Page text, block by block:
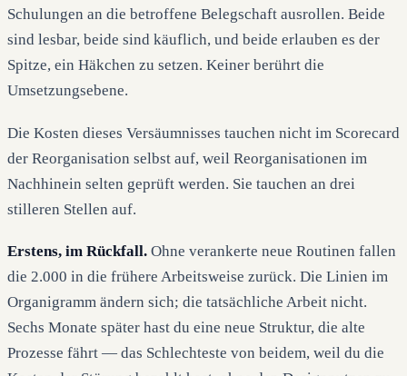
Schulungen an die betroffene Belegschaft ausrollen. Beide
sind lesbar, beide sind käuflich, und beide erlauben es der
Spitze, ein Häkchen zu setzen. Keiner berührt die
Umsetzungsebene.
Die Kosten dieses Versäumnisses tauchen nicht im Scorecard
der Reorganisation selbst auf, weil Reorganisationen im
Nachhinein selten geprüft werden. Sie tauchen an drei
stilleren Stellen auf.
Erstens, im Rückfall. Ohne verankerte neue Routinen fallen
die 2.000 in die frühere Arbeitsweise zurück. Die Linien im
Organigramm ändern sich; die tatsächliche Arbeit nicht.
Sechs Monate später hast du eine neue Struktur, die alte
Prozesse fährt — das Schlechteste von beidem, weil du die